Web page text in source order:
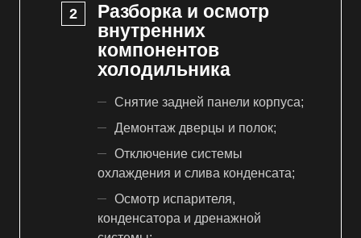
Разборка и осмотр
внутренних
компонентов
холодильника
Снятие задней панели корпуса;
Демонтаж дверцы и полок;
Отключение системы
охлаждения и слива конденсата;
Осмотр испарителя,
конденсатора и дренажной